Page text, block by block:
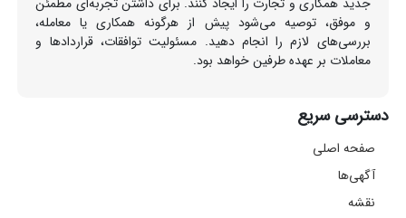
و موفق، توصیه می‌شود پیش از هرگونه همکاری یا معامله،
بررسی‌های لازم را انجام دهید. مسئولیت توافقات، قراردادها و
معاملات بر عهده طرفین خواهد بود.
دسترسی سریع
صفحه اصلی
آگهی‌ها
نقشه